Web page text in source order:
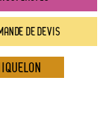
DE DEVIS